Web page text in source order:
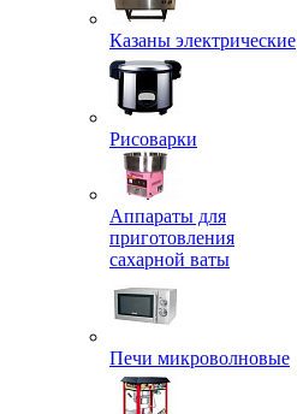
Казаны электрические
Рисоварки
Аппараты для
приготовления
сахарной ваты
Печи микроволновые